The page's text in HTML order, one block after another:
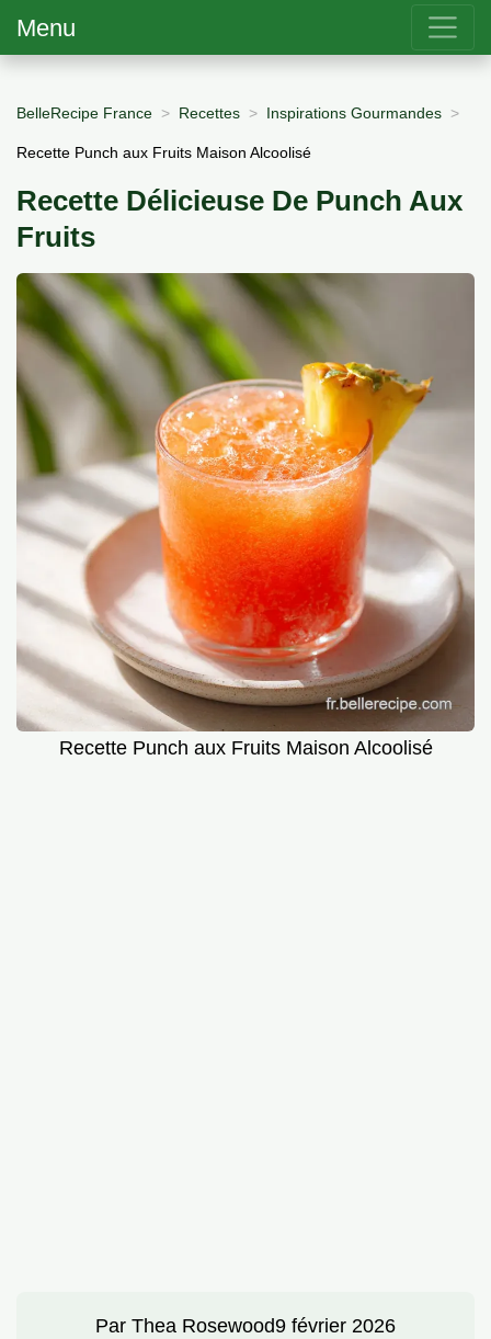
Menu
BelleRecipe France Recettes Inspirations Gourmandes
Recette Punch aux Fruits Maison Alcoolisé
Recette Délicieuse De Punch Aux
Fruits
Recette Punch aux Fruits Maison Alcoolisé
Par Thea Rosewood9 février 2026